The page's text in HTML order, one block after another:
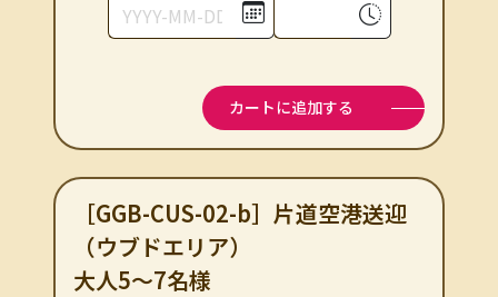
カートに追加する
［GGB-CUS-02-b］片道空港送迎
（ウブドエリア）
大人5～7名様